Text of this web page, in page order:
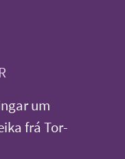
um
frá Tor-